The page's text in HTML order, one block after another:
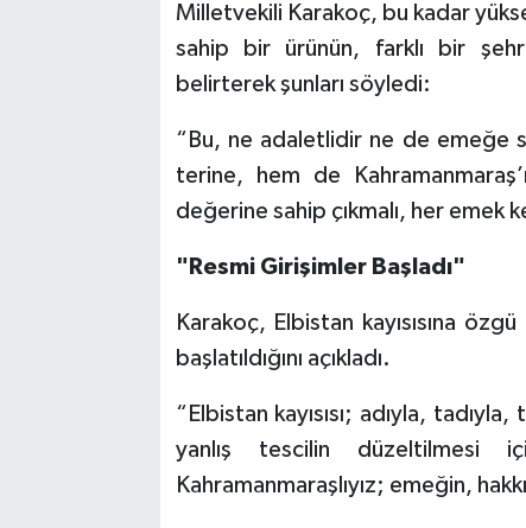
Milletvekili Karakoç, bu kadar
sahip bir ürünün, farklı bir
belirterek şunları söyledi:
“Bu, ne adaletlidir ne de emeğe
terine, hem de
değerine sahip çıkmalı, her emek
"Resmi Girişimler Başladı"
Karakoç, Elbistan kayısısına
başlatıldığını açıkladı.
“Elbistan kayısısı; adıyla,
yanlış tescilin düzeltilmesi
Kahramanmaraşlıyız; emeğin,